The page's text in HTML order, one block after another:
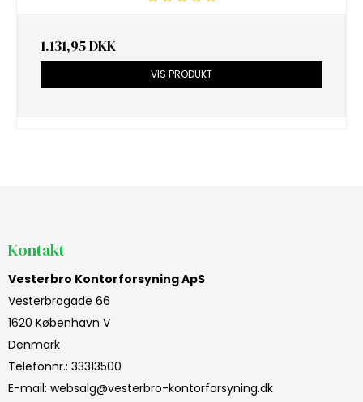
1.131,95 DKK
VIS PRODUKT
Kontakt
Vesterbro Kontorforsyning ApS
Vesterbrogade 66
1620 København V
Denmark
Telefonnr.: 33313500
E-mail: websalg@vesterbro-kontorforsyning.dk